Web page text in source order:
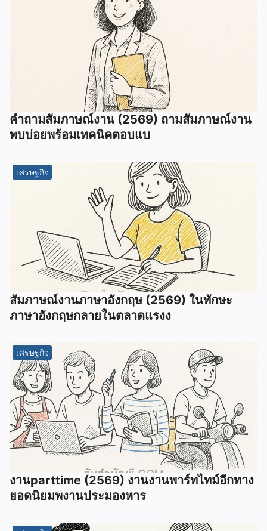
คำถามสัมภาษณ์งาน (2569) ถามสัมภาษณ์งาน
พบบ่อยพร้อมเทคนิคตอบแบ
เศรษฐกิจ
สัมภาษณ์งานภาษาอังกฤษ (2569) ในทักษะ
ภาษาอังกฤษกลายในตลาดแรงง
เศรษฐกิจ
งานparttime (2569) งานงานพาร์ทไทม์อีกทาง
ยอดนิยมพงานประมองหาร